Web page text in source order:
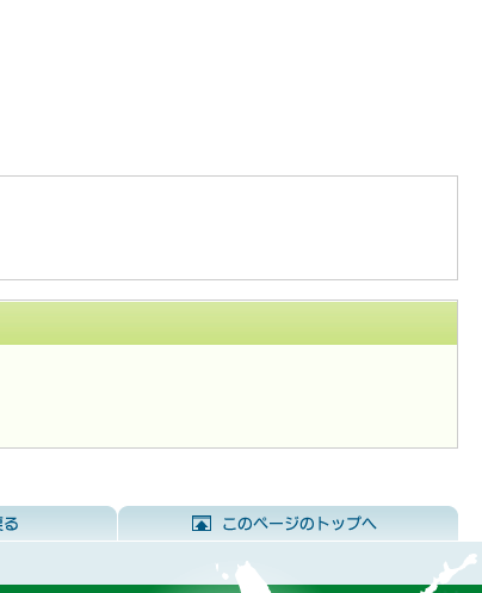
前のページに戻る